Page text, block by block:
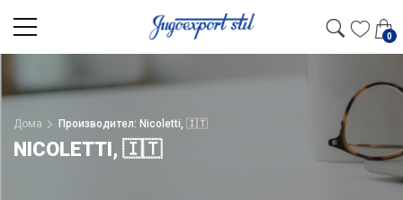
0
Дома Производител: Nicoletti, 🇮🇹
NICOLETTI, 🇮🇹